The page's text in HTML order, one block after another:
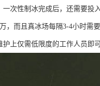
一次性制冰完成后，还需要投
，而且真冰场每隔3-4小时需
护上仅需低限度的工作人员即